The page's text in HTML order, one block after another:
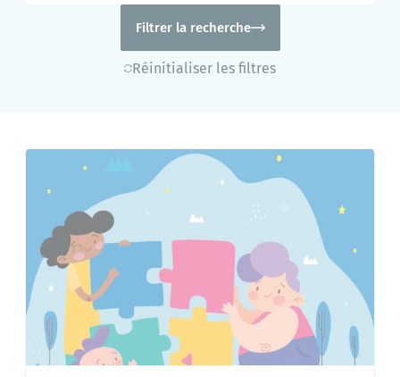
Filtrer la recherche
Réinitialiser les filtres
L'annuaire Le portail famille